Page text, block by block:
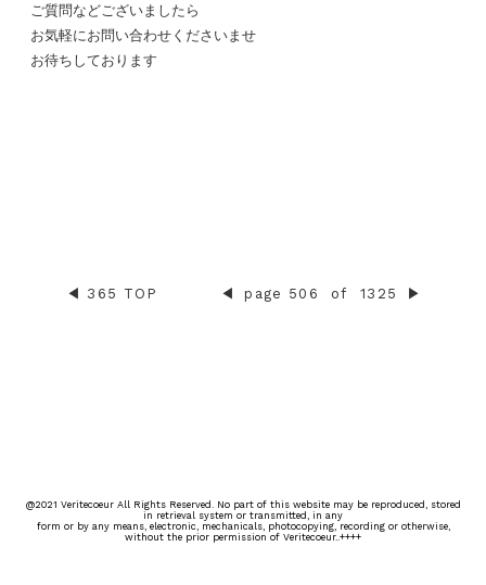
ご質問などございましたら
お気軽にお問い合わせくださいませ
お待ちしております
◀︎ 365 TOP ◀︎ page 506 of 1325 ▶︎
@2021 Veritecoeur All Rights Reserved. No part of this website may be reproduced, stored
in retrieval system or transmitted, in any
form or by any means, electronic, mechanicals, photocopying, recording or otherwise,
without the prior permission of Veritecoeur..++++